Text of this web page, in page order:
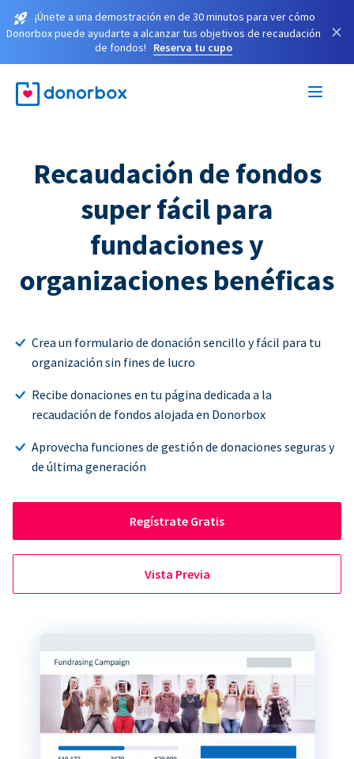
¡Únete a una demostración en de 30 minutos para ver cómo
Donorbox puede ayudarte a alcanzar tus objetivos de recaudación
de fondos!
Reserva tu cupo
×
Recaudación de fondos
super fácil para
fundaciones y
organizaciones benéficas
Crea un formulario de donación sencillo y fácil para tu
organización sin fines de lucro
Recibe donaciones en tu página dedicada a la
recaudación de fondos alojada en Donorbox
Aprovecha funciones de gestión de donaciones seguras y
de última generación
Regístrate Gratis
Vista Previa